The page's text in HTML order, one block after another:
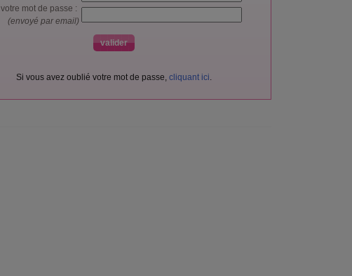
votre mot de passe :
(envoyé par email)
Si vous avez oublié votre mot de passe, cliquant ici.